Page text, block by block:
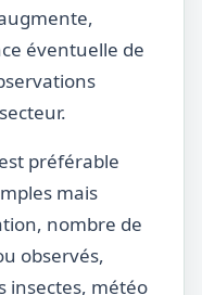
éventuelle de
préférable
mais
nombre de
observés,
insectes, météo